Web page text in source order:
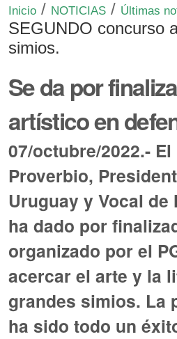
Inicio / NOTICIAS / Últimas
SEGUNDO concurso
simios.
Se da por
artístico en
07/octubre/2022.-
Proverbio,
Uruguay y Vocal de
ha dado por
organizado por el
acercar el arte y la
grandes simios. La
ha sido todo un